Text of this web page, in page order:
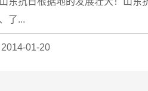
了...
01-20